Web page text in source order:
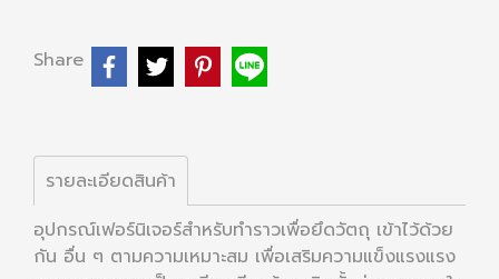
Share
รายละเอียดสินค้า
อุปกรณ์เฟอร์นิเจอร์สำหรับทำราวเพื่อยึดวัตถุ เข้าไว้ด้วย
กัน อื่น ๆ ตามความเหมาะสม เพื่อเสริมความแข็งแรงแรง